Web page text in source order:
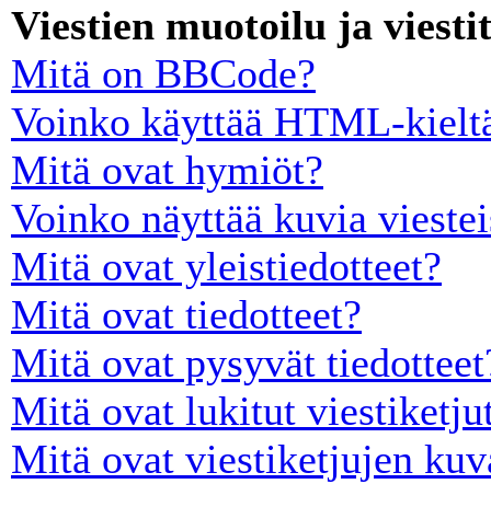
Viestien muotoilu ja
Mitä on BBCode?
Voinko käyttää HTML-
Mitä ovat hymiöt?
Voinko näyttää kuvia
Mitä ovat yleistiedotteet?
Mitä ovat tiedotteet?
Mitä ovat pysyvät
Mitä ovat lukitut
Mitä ovat viestiketjujen